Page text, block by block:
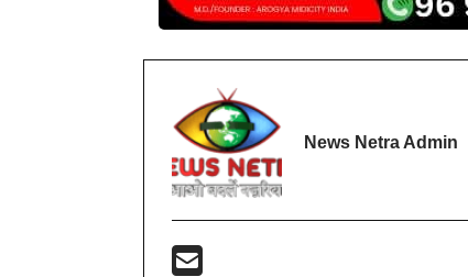
News Netra Admin